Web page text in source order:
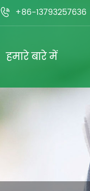
 +86-13793257636
हमारे बारे में